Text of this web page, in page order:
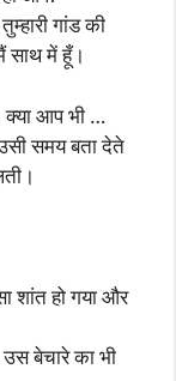
गांड की
साथ में हूँ।
क्या आप भी …
समय बता देते
शांत हो गया और
बेचारे का भी